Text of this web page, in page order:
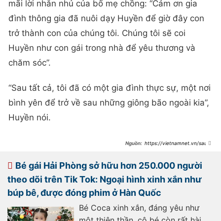
mãi lời nhắn nhủ của bố mẹ chồng: “Cảm ơn gia
đình thông gia đã nuôi dạy Huyền để giờ đây con
trở thành con của chúng tôi. Chúng tôi sẽ coi
Huyền như con gái trong nhà để yêu thương và
chăm sóc”.
“Sau tất cả, tôi đã có một gia đình thực sự, một nơi
bình yên để trở về sau những giông bão ngoài kia”,
Huyền nói.
https://vietnamnet.vn/sau-
me-chong-han-2515008.html
Bé gái Hải Phòng sở hữu hơn 250.000 người
theo dõi trên Tik Tok: Ngoại hình xinh xắn như
búp bê, được đóng phim ở Hàn Quốc
Bé Coca xinh xắn, đáng yêu như